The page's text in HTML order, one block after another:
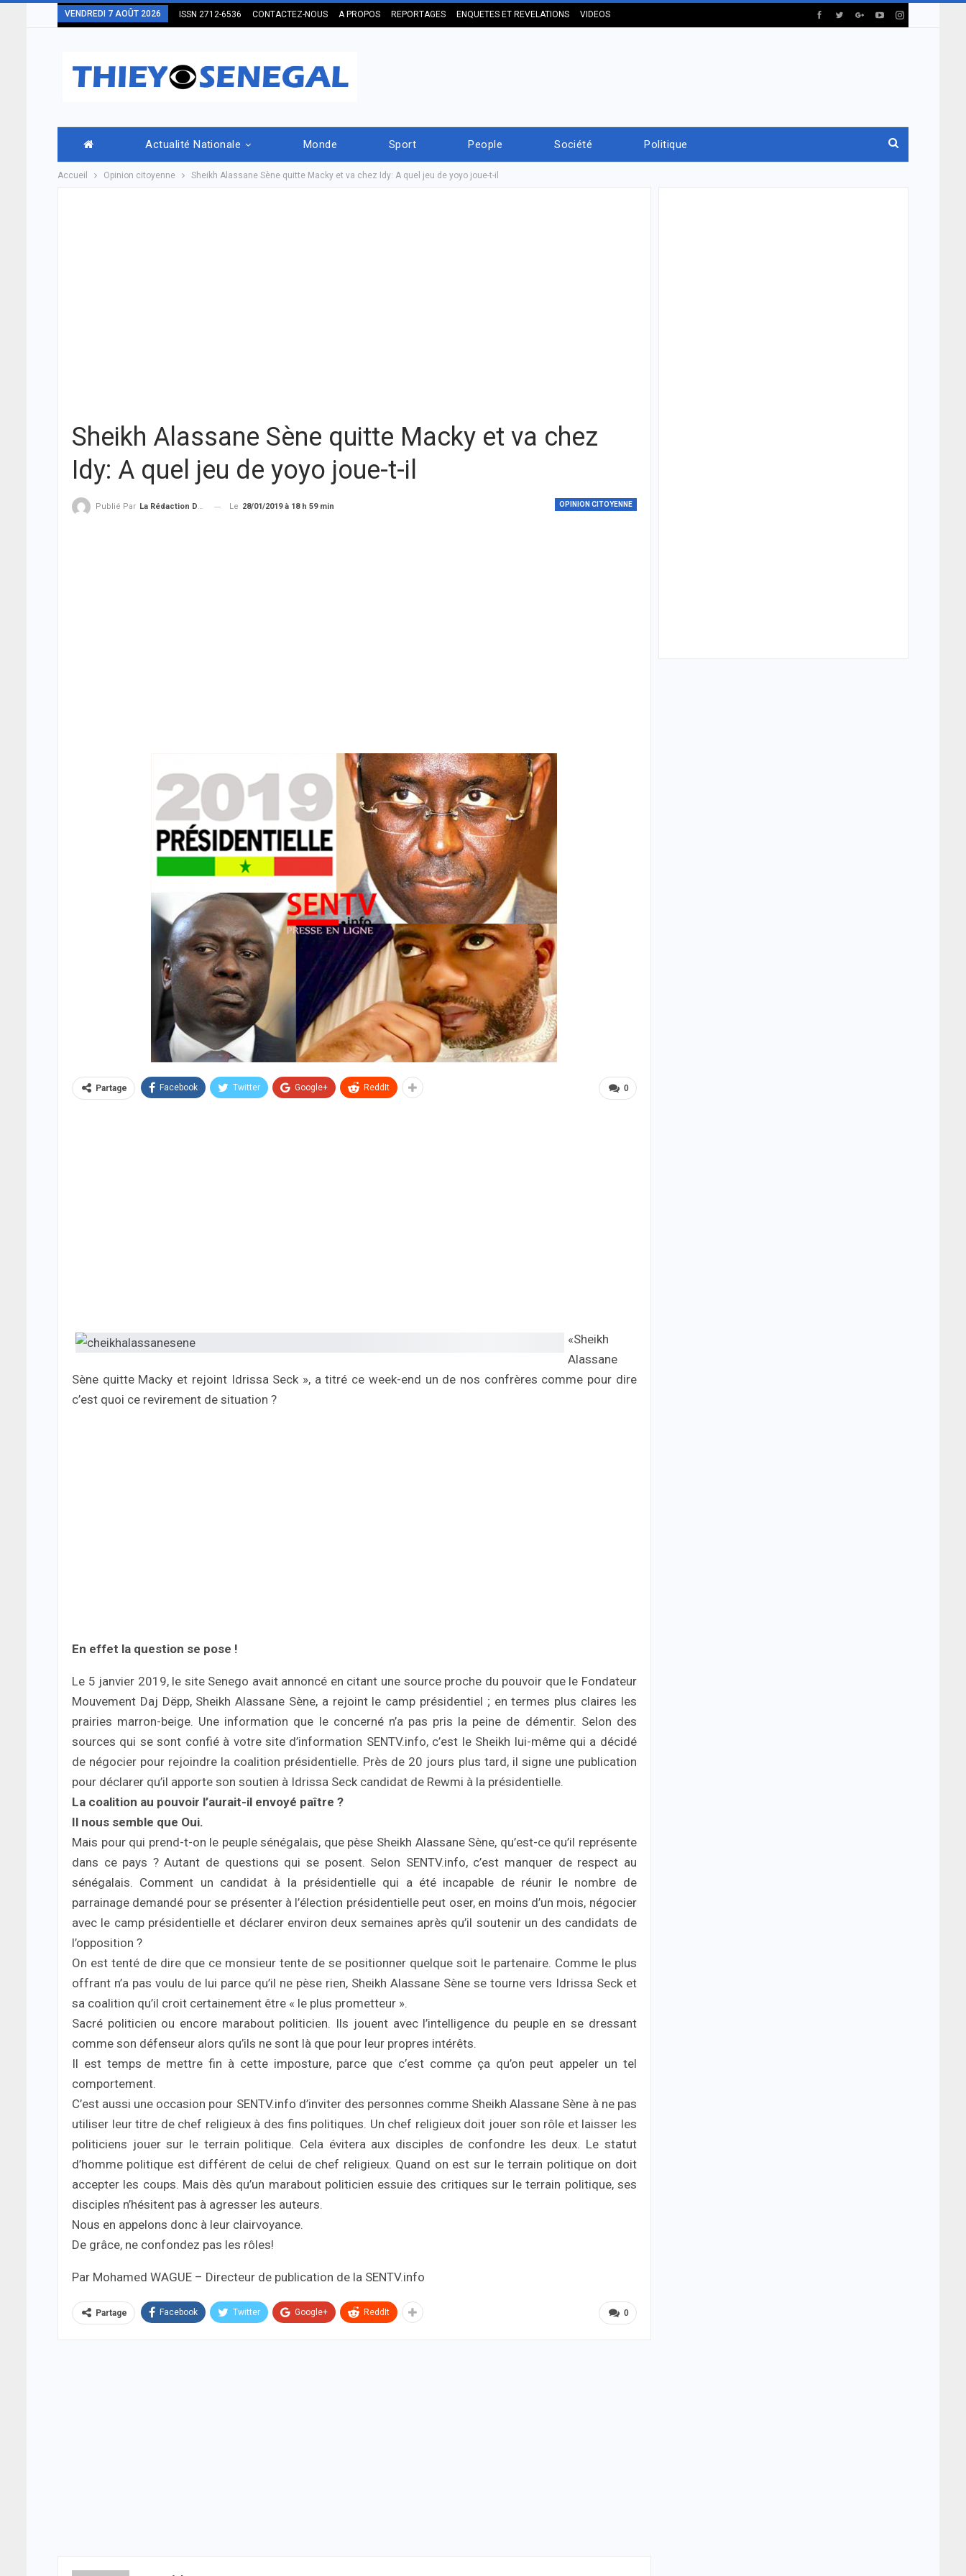
VENDREDI 7 AOÛT 2026 ISSN 2712-6536 CONTACTEZ-NOUS A PROPOS REPORTAGES ENQUETES ET REVELATIONS VIDEOS
Actualité Nationale Monde Sport People Société Politique
Accueil Opinion citoyenne Sheikh Alassane Sène quitte Macky et va chez Idy: A quel jeu de yoyo joue-t-il
Sheikh Alassane Sène quitte Macky et va chez
Idy: A quel jeu de yoyo joue-t-il
OPINION CITOYENNE
Publié Par La Rédaction De THIEYSENEGAL.com Le 28/01/2019 à 18 h 59 min
0
Partage Facebook Twitter Google+ ReddIt
«Sheikh
Alassane
Sène quitte Macky et rejoint Idrissa Seck », a titré ce week-end un de nos confrères comme pour dire
c’est quoi ce revirement de situation ?
En effet la question se pose !
Le 5 janvier 2019, le site Senego avait annoncé en citant une source proche du pouvoir que le Fondateur
Mouvement Daj Dëpp, Sheikh Alassane Sène, a rejoint le camp présidentiel ; en termes plus claires les
prairies marron-beige. Une information que le concerné n’a pas pris la peine de démentir. Selon des
sources qui se sont confié à votre site d’information SENTV.info, c’est le Sheikh lui-même qui a décidé
de négocier pour rejoindre la coalition présidentielle. Près de 20 jours plus tard, il signe une publication
pour déclarer qu’il apporte son soutien à Idrissa Seck candidat de Rewmi à la présidentielle.
La coalition au pouvoir l’aurait-il envoyé paître ?
Il nous semble que Oui.
Mais pour qui prend-t-on le peuple sénégalais, que pèse Sheikh Alassane Sène, qu’est-ce qu’il représente
dans ce pays ? Autant de questions qui se posent. Selon SENTV.info, c’est manquer de respect au
sénégalais. Comment un candidat à la présidentielle qui a été incapable de réunir le nombre de
parrainage demandé pour se présenter à l’élection présidentielle peut oser, en moins d’un mois, négocier
avec le camp présidentielle et déclarer environ deux semaines après qu’il soutenir un des candidats de
l’opposition ?
On est tenté de dire que ce monsieur tente de se positionner quelque soit le partenaire. Comme le plus
offrant n’a pas voulu de lui parce qu’il ne pèse rien, Sheikh Alassane Sène se tourne vers Idrissa Seck et
sa coalition qu’il croit certainement être « le plus prometteur ».
Sacré politicien ou encore marabout politicien. Ils jouent avec l’intelligence du peuple en se dressant
comme son défenseur alors qu’ils ne sont là que pour leur propres intérêts.
Il est temps de mettre fin à cette imposture, parce que c’est comme ça qu’on peut appeler un tel
comportement.
C’est aussi une occasion pour SENTV.info d’inviter des personnes comme Sheikh Alassane Sène à ne pas
utiliser leur titre de chef religieux à des fins politiques. Un chef religieux doit jouer son rôle et laisser les
politiciens jouer sur le terrain politique. Cela évitera aux disciples de confondre les deux. Le statut
d’homme politique est différent de celui de chef religieux. Quand on est sur le terrain politique on doit
accepter les coups. Mais dès qu’un marabout politicien essuie des critiques sur le terrain politique, ses
disciples n’hésitent pas à agresser les auteurs.
Nous en appelons donc à leur clairvoyance.
De grâce, ne confondez pas les rôles!
Par Mohamed WAGUE – Directeur de publication de la SENTV.info
0
Partage Facebook Twitter Google+ ReddIt